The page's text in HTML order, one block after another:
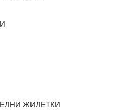
ЖИЛЕТКИ